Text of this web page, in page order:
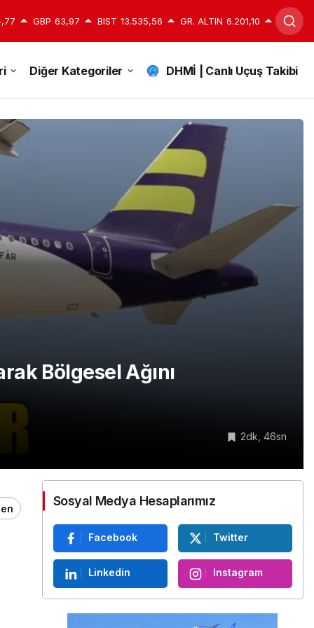
GBP 63,97 BIST 13.535,56 GR. ALTIN 6.201,10
Diğer Kategoriler DHMİ | Canlı Uçuş Takibi
Bölgesel Ağını
2dk, 46sn
Sosyal Medya Hesaplarımız
Facebook Twitter
Linkedin Instagram